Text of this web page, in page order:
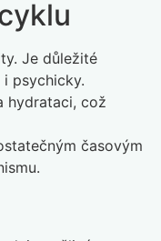
Je důležité
psychicky.
hydrataci, což
časovým